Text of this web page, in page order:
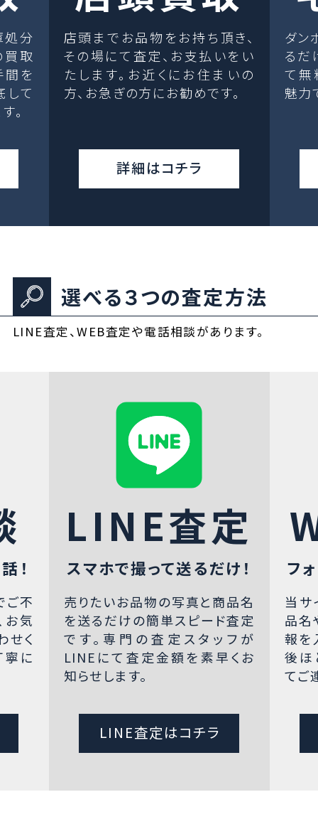
処分
取
間を
して
。
店頭までお品物をお持ち頂き、
その場にて査定、お支払いをい
たします。お近くにお住まいの
方、お急ぎの方にお勧めです。
詳細はコチラ
ダン
るだ
て無
魅力
選べる３つの査定方法
LINE査定、WEB査定や電話相談があります。
！
ご不
お気
せく
寧に
LINE査定
スマホで撮って送るだけ！
売りたいお品物の写真と商品名
を送るだけの簡単スピード査定
です。専門の査定スタッフが
LINEにて査定金額を素早くお
知らせします。
LINE査定はコチラ
フ
当サ
品名
報を
後ほ
てご